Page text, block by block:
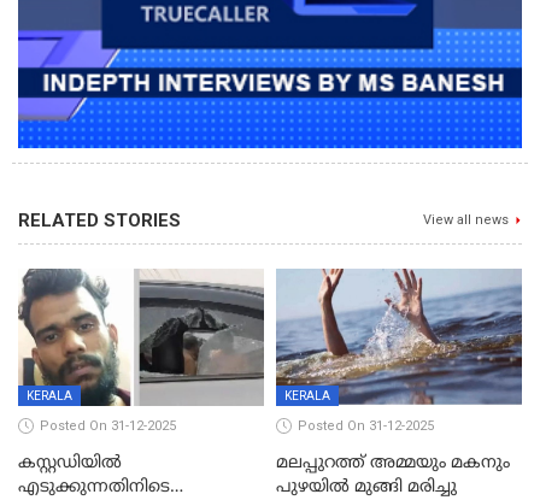
RELATED STORIES View all news
KERALA
Posted On 31-12-2025
കസ്റ്റഡിയിൽ
എടുക്കുന്നതിനിടെ
KERALA
Posted On 31-12-2025
മലപ്പുറത്ത് അമ്മയും മകനും
പുഴയിൽ മുങ്ങി മരിച്ചു